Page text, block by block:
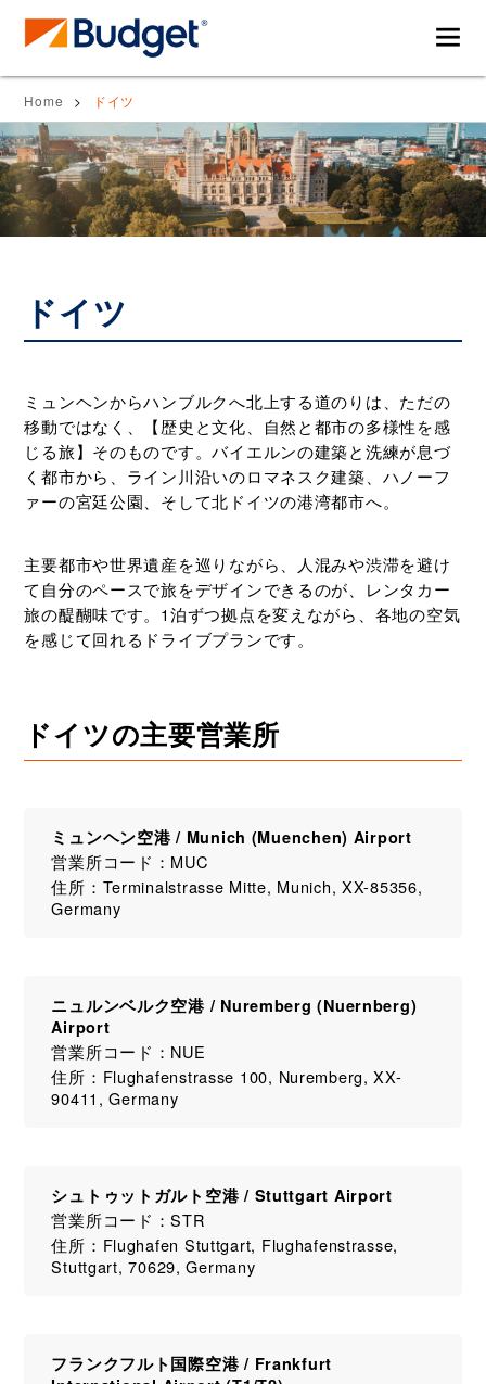
ジ
ェ
ッ
ト
レ
ン
ー・
ド
ブ
ガ
イ
ド
ン
タ
カ
ー
を
使
海
外
を
も
っ
と
楽
む！
Home ドイツ
ドイツ
ミュンヘンからハンブルクへ北上する道のりは、ただの
移動ではなく、【歴史と文化、自然と都市の多様性を感
じる旅】そのものです。バイエルンの建築と洗練が息づ
く都市から、ライン川沿いのロマネスク建築、ハノーフ
ァーの宮廷公園、そして北ドイツの港湾都市へ。
主要都市や世界遺産を巡りながら、人混みや渋滞を避け
て自分のペースで旅をデザインできるのが、レンタカー
旅の醍醐味です。1泊ずつ拠点を変えながら、各地の空気
を感じて回れるドライブプランです。
ドイツの主要営業所
ミュンヘン空港 / Munich (Muenchen) Airport
営業所コード：MUC
住所：Terminalstrasse Mitte, Munich, XX-85356,
Germany
ニュルンベルク空港 / Nuremberg (Nuernberg)
Airport
営業所コード：NUE
住所：Flughafenstrasse 100, Nuremberg, XX-
90411, Germany
シュトゥットガルト空港 / Stuttgart Airport
営業所コード：STR
住所：Flughafen Stuttgart, Flughafenstrasse,
Stuttgart, 70629, Germany
フランクフルト国際空港 / Frankfurt